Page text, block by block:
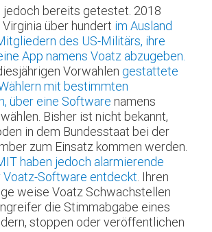
jedoch bereits getestet. 2018
über hundert im Ausland
des US-Militärs, ihre
App namens Voatz abzugeben.
Vorwahlen gestattete
mit bestimmten
über eine Software namens
Bisher ist nicht bekannt,
in dem Bundesstaat bei der
zum Einsatz kommen werden.
haben jedoch alarmierende
Voatz-Software entdeckt. Ihren
weise Voatz Schwachstellen
die Stimmabgabe eines
stoppen oder veröffentlichen